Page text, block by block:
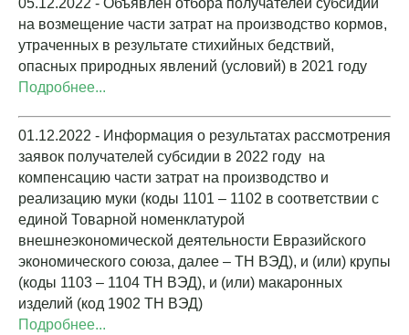
05.12.2022 - Объявлен отбора получателей субсидии
на возмещение части затрат на производство кормов,
утраченных в результате стихийных бедствий,
опасных природных явлений (условий) в 2021 году
Подробнее...
01.12.2022 - Информация о результатах рассмотрения
заявок получателей субсидии в 2022 году на
компенсацию части затрат на производство и
реализацию муки (коды 1101 – 1102 в соответствии с
единой Товарной номенклатурой
внешнеэкономической деятельности Евразийского
экономического союза, далее – ТН ВЭД), и (или) крупы
(коды 1103 – 1104 ТН ВЭД), и (или) макаронных
изделий (код 1902 ТН ВЭД)
Подробнее...